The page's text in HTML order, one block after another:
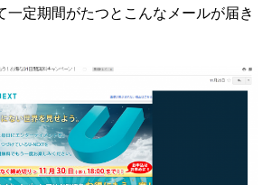
一定期間がたつとこんなメールが届き